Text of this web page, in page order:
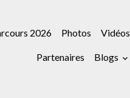
2026 Photos Vidéos
Partenaires Blogs